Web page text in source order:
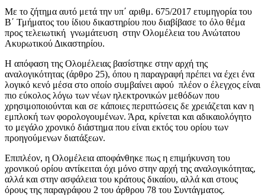
Με το ζήτημα αυτό μετά την υπ΄ αριθμ. 675/2017 ετυμηγορία του
Β΄ Τμήματος του ίδιου δικαστηρίου που διαβίβασε το όλο θέμα
προς τελειωτική γνωμάτευση στην Ολομέλεια του Ανώτατου
Ακυρωτικού Δικαστηρίου.
Η απόφαση της Ολομέλειας βασίστηκε στην αρχή της
αναλογικότητας (άρθρο 25), όπου η παραγραφή πρέπει να έχει ένα
λογικό κενό μέσα στο οποίο συμβαίνει αφού πλέον ο έλεγχος είναι
πιο εύκολος λόγω των νέων ηλεκτρονικών μεθόδων που
χρησιμοποιούνται και σε κάποιες περιπτώσεις δε χρειάζεται καν η
εμπλοκή των φορολογουμένων. Άρα, κρίνεται και αδικαιολόγητο
το μεγάλο χρονικό διάστημα που είναι εκτός του ορίου των
προηγούμενων διατάξεων.
Επιπλέον, η Ολομέλεια αποφάνθηκε πως η επιμήκυνση του
χρονικού ορίου αντίκειται όχι μόνο στην αρχή της αναλογικότητας,
αλλά και στην ασφάλεια του κράτους δικαίου, αλλά και στους
όρους της παραγράφου 2 του άρθρου 78 του Συντάγματος.